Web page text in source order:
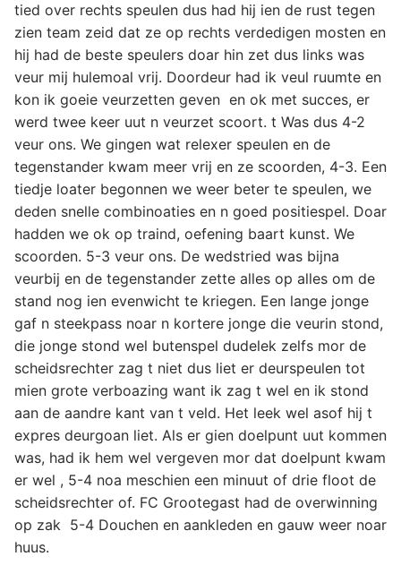
tied over rechts speulen dus had hij ien de rust tegen
zien team zeid dat ze op rechts verdedigen mosten en
hij had de beste speulers doar hin zet dus links was
veur mij hulemoal vrij. Doordeur had ik veul ruumte en
kon ik goeie veurzetten geven en ok met succes, er
werd twee keer uut n veurzet scoort. t Was dus 4-2
veur ons. We gingen wat relexer speulen en de
tegenstander kwam meer vrij en ze scoorden, 4-3. Een
tiedje loater begonnen we weer beter te speulen, we
deden snelle combinoaties en n goed positiespel. Doar
hadden we ok op traind, oefening baart kunst. We
scoorden. 5-3 veur ons. De wedstried was bijna
veurbij en de tegenstander zette alles op alles om de
stand nog ien evenwicht te kriegen. Een lange jonge
gaf n steekpass noar n kortere jonge die veurin stond,
die jonge stond wel butenspel dudelek zelfs mor de
scheidsrechter zag t niet dus liet er deurspeulen tot
mien grote verboazing want ik zag t wel en ik stond
aan de aandre kant van t veld. Het leek wel asof hij t
expres deurgoan liet. Als er gien doelpunt uut kommen
was, had ik hem wel vergeven mor dat doelpunt kwam
er wel , 5-4 noa meschien een minuut of drie floot de
scheidsrechter of. FC Grootegast had de overwinning
op zak 5-4 Douchen en aankleden en gauw weer noar
huus.